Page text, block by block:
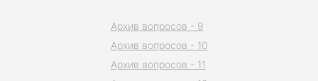
Архив вопросов - 9
Архив вопросов - 10
Архив вопросов - 11